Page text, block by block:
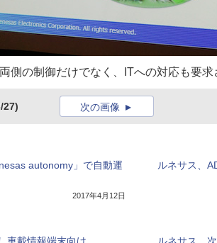
側の制御だけでなく、ITへの対応も要求
27) 次の画像
autonomy」で自動運
2017年4月12日
ルネサス、